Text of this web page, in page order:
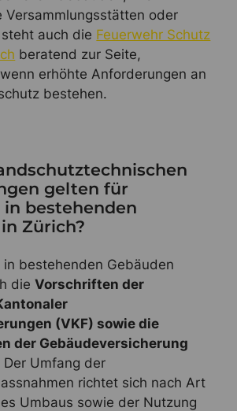
Versammlungsstätten oder
auch die Feuerwehr Schutz
beratend zur Seite,
erhöhte Anforderungen an
bestehen.
gelten für
bestehenden
Zürich?
in bestehenden Gebäuden
dieVorschriften der
(VKF) sowie die
der Gebäudeversicherung
Der Umfang der
richtet sich nach Art
Umbaus sowie der Nutzung